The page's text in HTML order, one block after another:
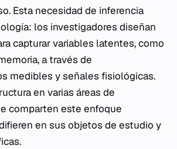
Esta necesidad de inferencia
los investigadores diseñan
capturar variables latentes, como
a través de
medibles y señales fisiológicas.
en varias áreas de
comparten este enfoque
en sus objetos de estudio y